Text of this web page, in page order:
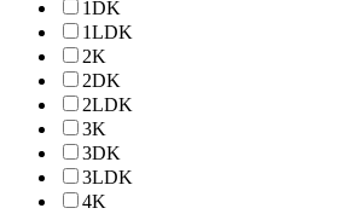
1DK
1LDK
2K
2DK
2LDK
3K
3DK
3LDK
4K